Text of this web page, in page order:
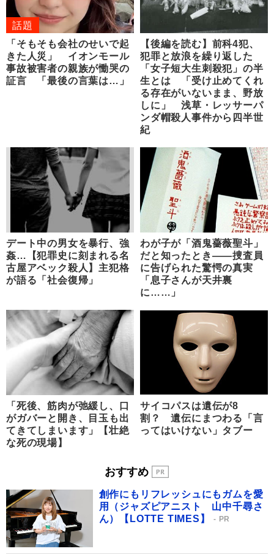
話題
「そもそも会社のせいで起
きた人災」 イオンモール
事故被害者の親族が慟哭の
証言 「最後の言葉は…」
【後編を読む】前科4犯、
犯罪と放浪を繰り返した
「女子短大生刺殺犯」の半
生とは 「受け止めてくれ
る存在がいないまま、野放
しに」 浅草・レッサーパ
ンダ帽殺人事件から四半世
紀
デート中の男女を暴行、強
姦…【犯罪史に刻まれる名
古屋アベック殺人】主犯格
が語る「社会復帰」
わが子が「酒鬼薔薇聖斗」
だと知ったとき――捜査員
に告げられた驚愕の真実
「息子さんが天井裏
に……」
「死後、筋肉が弛緩し、口
がガバーと開き、目玉も出
てきてしまいます」【壮絶
な死の現場】
サイコパスは遺伝が8
割？ 遺伝にまつわる「言
ってはいけない」タブー
おすすめ
創作にもリフレッシュにもガムを愛
用（ジャズピアニスト 山中千尋さ
ん）【LOTTE TIMES】
PR